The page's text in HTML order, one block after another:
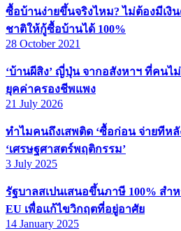
ซื้อบ้านง่ายขึ้นจริงไหม? ไม่ต้องมีเงิ
ชาติให้กู้ซื้อบ้านได้ 100%
28 October 2021
‘บ้านผีสิง’ ญี่ปุ่น จากอสังหาฯ ที่คนไ
ยุคค่าครองชีพแพง
21 July 2026
ทำไมคนถึงเสพติด ‘ซื้อก่อน จ่ายทีหลั
‘เศรษฐศาสตร์พฤติกรรม’
3 July 2025
รัฐบาลสเปนเสนอขึ้นภาษี 100% ส
EU เพื่อแก้ไขวิกฤตที่อยู่อาศัย
14 January 2025